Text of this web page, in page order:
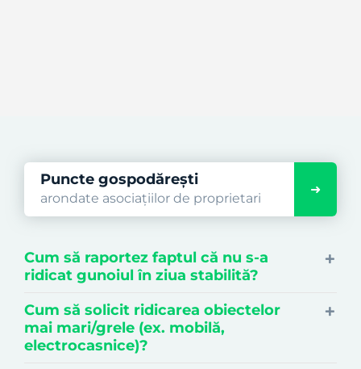
Puncte gospodărești
arondate asociațiilor de proprietari
Cum să raportez faptul că nu s-a
ridicat gunoiul în ziua stabilită?
Cum să solicit ridicarea obiectelor
mai mari/grele (ex. mobilă,
electrocasnice)?